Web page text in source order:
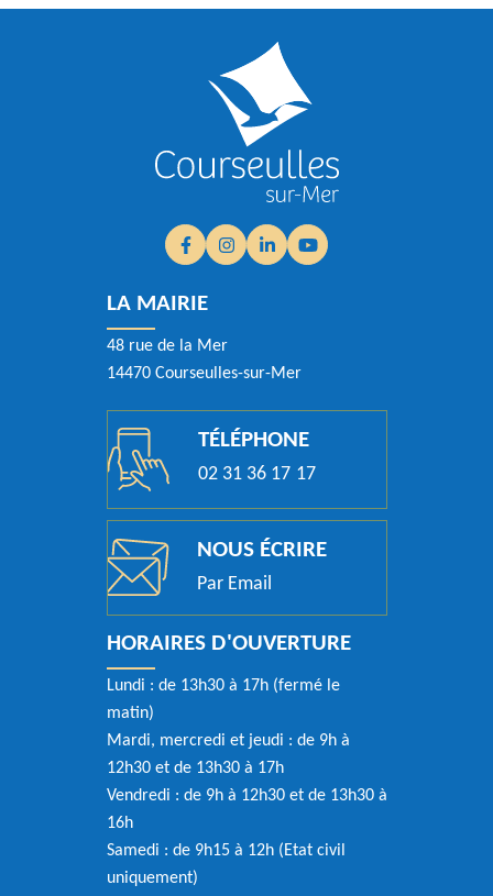
Facebook
(ouverture dans un nouvel onglet)
Instagram
(ouverture dans un nouvel onglet)
Linkedin
(ouverture dans un nouvel
YouTube
(ouverture dans un
LA MAIRIE
48 rue de la Mer
14470 Courseulles-sur-Mer
TÉLÉPHONE
02 31 36 17 17
NOUS ÉCRIRE
Par Email
HORAIRES D'OUVERTURE
Lundi : de 13h30 à 17h (fermé le
matin)
Mardi, mercredi et jeudi : de 9h à
12h30 et de 13h30 à 17h
Vendredi : de 9h à 12h30 et de 13h30 à
16h
Samedi : de 9h15 à 12h (Etat civil
uniquement)